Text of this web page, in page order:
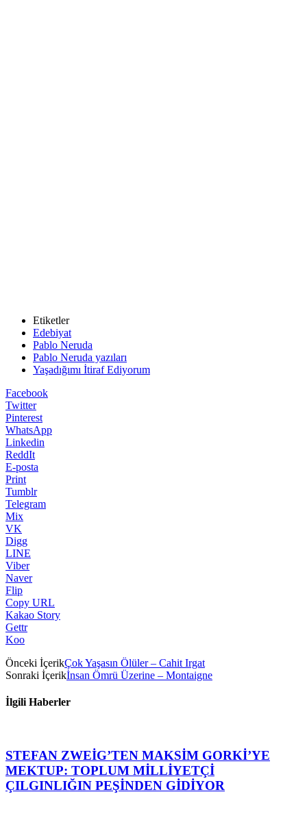
Etiketler
Edebiyat
Pablo Neruda
Pablo Neruda yazıları
Yaşadığımı İtiraf Ediyorum
Facebook
Twitter
Pinterest
WhatsApp
Linkedin
ReddIt
E-posta
Print
Tumblr
Telegram
Mix
VK
Digg
LINE
Viber
Naver
Flip
Copy URL
Kakao Story
Gettr
Koo
Önceki İçerikÇok Yaşasın Ölüler – Cahit Irgat
Sonraki İçerikİnsan Ömrü Üzerine – Montaigne
İlgili Haberler
STEFAN ZWEİG’TEN MAKSİM GORKİ’YE
MEKTUP: TOPLUM MİLLİYETÇİ
ÇILGINLIĞIN PEŞİNDEN GİDİYOR